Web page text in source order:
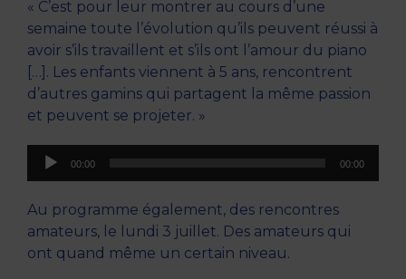
« C’est pour leur montrer au cours d’une
semaine toute l’évolution qu’ils peuvent réussi à
avoir s’ils travaillent et s’ils ont l’amour du piano
[…]. Les enfants viennent à 5 ans, rencontrent
d’autres gamins qui partagent la même passion
et peuvent se projeter. »
Lecteur
00:00 00:00
Au programme également, des rencontres
amateurs, le lundi 3 juillet. Des amateurs qui
ont quand même un certain niveau.